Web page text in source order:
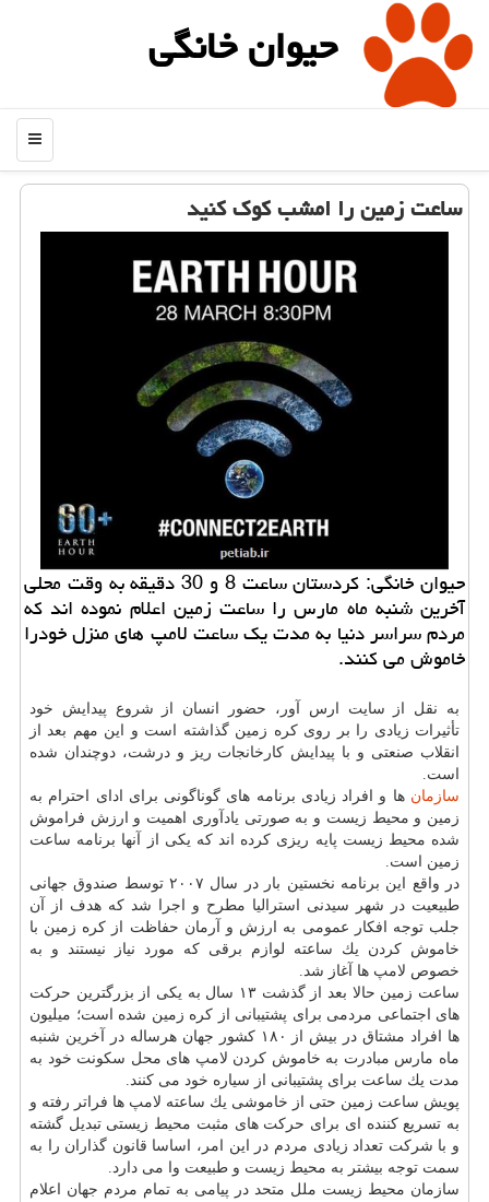
حیوان خانگی
منو
ساعت زمین را امشب كوك كنید
حیوان خانگی: كردستان ساعت 8 و 30 دقیقه به وقت محلی
آخرین شنبه ماه مارس را ساعت زمین اعلام نموده اند كه
مردم سراسر دنیا به مدت یك ساعت لامپ های منزل خودرا
خاموش می كنند.
به نقل از سایت ارس آور، حضور انسان از شروع پیدایش خود
تأثیرات زیادی را بر روی كره زمین گذاشته است و این مهم بعد از
انقلاب صنعتی و با پیدایش كارخانجات ریز و درشت، دوچندان شده
است.
سازمان ها و افراد زیادی برنامه های گوناگونی برای ادای احترام به
زمین و محیط زیست و به صورتی یادآوری اهمیت و ارزش فراموش
شده محیط زیست پایه ریزی كرده اند كه یكی از آنها برنامه ساعت
زمین است.
در واقع این برنامه نخستین بار در سال ۲۰۰۷ توسط صندوق جهانی
طبیعیت در شهر سیدنی استرالیا مطرح و اجرا شد كه هدف از آن
جلب توجه افكار عمومی به ارزش و آرمان حفاظت از كره زمین با
خاموش كردن یك ساعته لوازم برقی كه مورد نیاز نیستند و به
خصوص لامپ ها آغاز شد.
ساعت زمین حالا بعد از گذشت ۱۳ سال به یكی از بزرگترین حركت
های اجتماعی مردمی برای پشتیبانی از كره زمین شده است؛ میلیون
ها افراد مشتاق در بیش از ۱۸۰ كشور جهان هرساله در آخرین شنبه
ماه مارس مبادرت به خاموش كردن لامپ های محل سكونت خود به
مدت یك ساعت برای پشتیبانی از سیاره خود می كنند.
پویش ساعت زمین حتی از خاموشی یك ساعته لامپ ها فراتر رفته و
به تسریع كننده ای برای حركت های مثبت محیط زیستی تبدیل گشته
و با شركت تعداد زیادی مردم در این امر، اساسا قانون گذاران را به
سمت توجه بیشتر به محیط زیست و طبیعت وا می دارد.
سازمان محیط زیست ملل متحد در پیامی به تمام مردم جهان اعلام